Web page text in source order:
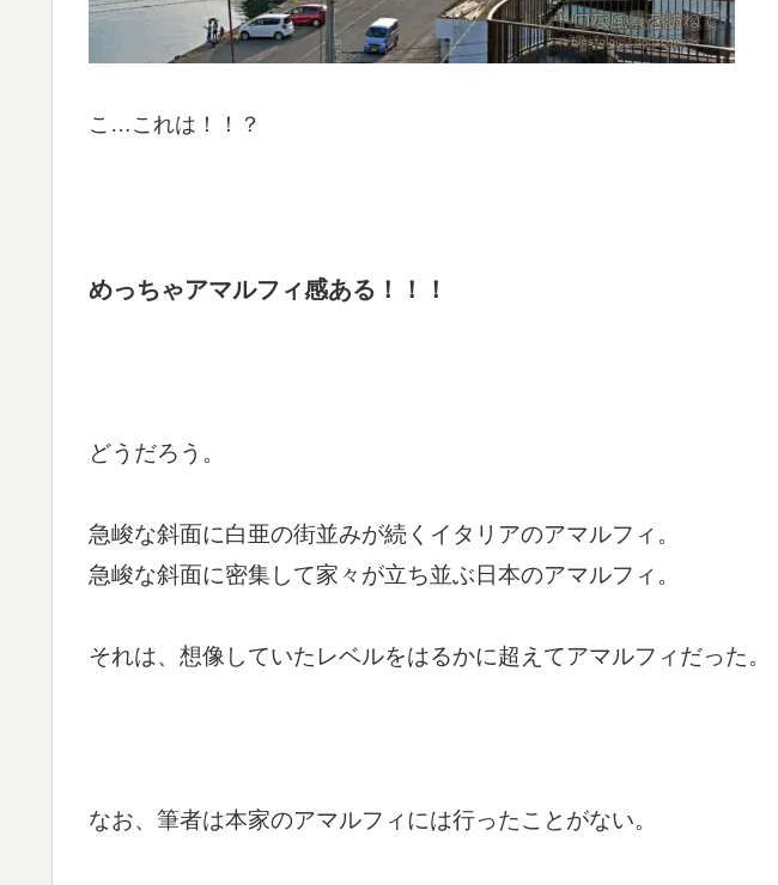
こ…これは！！？
めっちゃアマルフィ感ある！！！
どうだろう。
急峻な斜面に白亜の街並みが続くイタリアのアマルフィ。
急峻な斜面に密集して家々が立ち並ぶ日本のアマルフィ。
それは、想像していたレベルをはるかに超えてアマルフィだった。
なお、筆者は本家のアマルフィには行ったことがない。